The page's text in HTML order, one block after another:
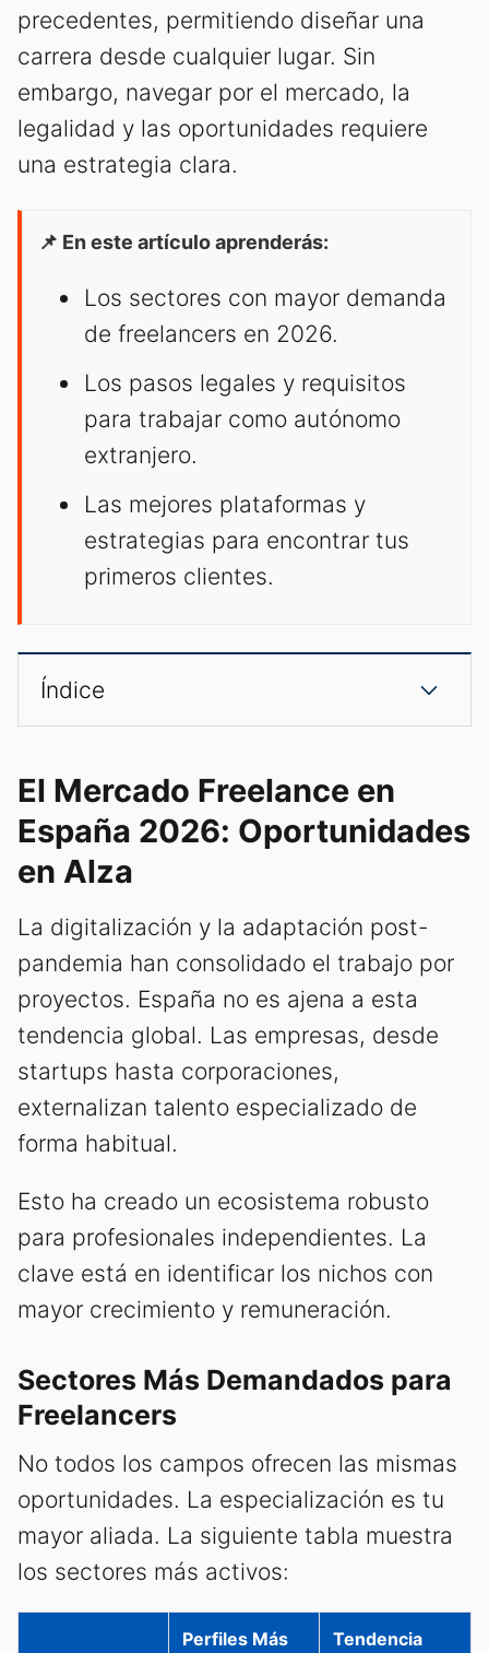
precedentes, permitiendo diseñar una
carrera desde cualquier lugar. Sin
embargo, navegar por el mercado, la
legalidad y las oportunidades requiere
una estrategia clara.
📌 En este artículo aprenderás:
Los sectores con mayor demanda
de freelancers en 2026.
Los pasos legales y requisitos
para trabajar como autónomo
extranjero.
Las mejores plataformas y
estrategias para encontrar tus
primeros clientes.
Índice
El Mercado Freelance en
España 2026: Oportunidades
en Alza
La digitalización y la adaptación post-
pandemia han consolidado el trabajo por
proyectos. España no es ajena a esta
tendencia global. Las empresas, desde
startups hasta corporaciones,
externalizan talento especializado de
forma habitual.
Esto ha creado un ecosistema robusto
para profesionales independientes. La
clave está en identificar los nichos con
mayor crecimiento y remuneración.
Sectores Más Demandados para
Freelancers
No todos los campos ofrecen las mismas
oportunidades. La especialización es tu
mayor aliada. La siguiente tabla muestra
los sectores más activos:
Perfiles Más
Tendencia